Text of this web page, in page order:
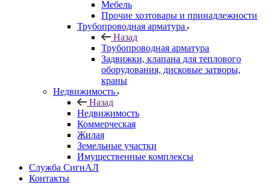
Мебель
Прочие хозтовары и принадлежности
Трубопроводная арматура
Назад
Трубопроводная арматура
Задвижки, клапана для теплового
оборудования, дисковые затворы,
краны
Недвижимость
Назад
Недвижимость
Коммерческая
Жилая
Земельные участки
Имущественные комплексы
Служба СигнАЛ
Контакты